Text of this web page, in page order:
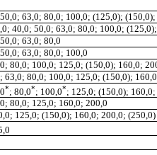
,0; 63,0; 80,0; 100,0; (125,0);
40,0; 50,0; 63,0; 80,0; 100,0;
,0; 63,0; 80,0
63,0; 80,0; 100,0
80,0; 100,0; 125,0; (150,0); 160,0;
80,0; 100,0; 125,0; (150,0);
*; 80,0*; 100,0*; 125,0; (150 0);
80,0; 125,0; 160,0; 200,0
125,0; (150,0); 160,0; 200,0; (250,0)